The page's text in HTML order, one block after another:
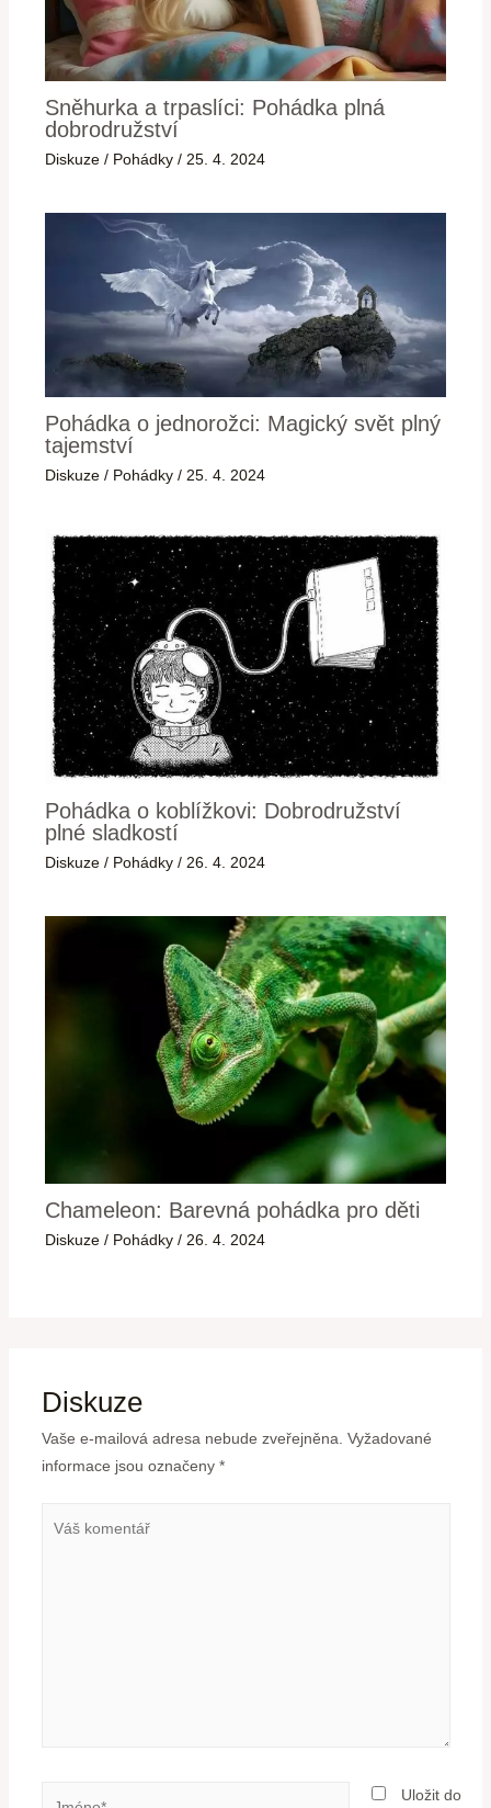
Sněhurka a trpaslíci: Pohádka plná
dobrodružství
Diskuze / Pohádky / 25. 4. 2024
Pohádka o jednorožci: Magický svět plný
tajemství
Diskuze / Pohádky / 25. 4. 2024
Pohádka o koblížkovi: Dobrodružství
plné sladkostí
Diskuze / Pohádky /26. 4. 2024
Chameleon: Barevná pohádka pro děti
Diskuze / Pohádky / 26. 4. 2024
Diskuze
Vaše e-mailová adresa nebude zveřejněna. Vyžadované
informace jsou označeny *
Uložit do